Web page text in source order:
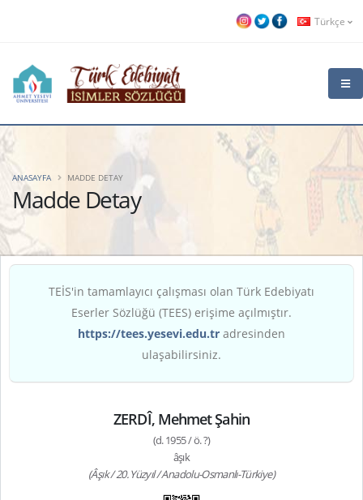
Türkçe
Madde Detay
ANASAYFA MADDE DETAY
TEİS'in tamamlayıcı çalışması olan Türk Edebiyatı
Eserler Sözlüğü (TEES) erişime açılmıştır.
https://tees.yesevi.edu.tr adresinden
ulaşabilirsiniz.
ZERDÎ, Mehmet Şahin
(d. 1955 / ö. ?)
âşık
(Âşık / 20. Yüzyıl / Anadolu-Osmanlı-Türkiye)